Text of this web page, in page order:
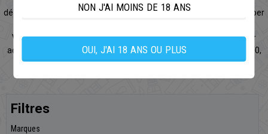
décharge (30A minimum). Ce type d’accus vous permettra de vaper
Vous trouverez dans cette catégorie notre sélection de meilleur
accu 18650, ainsi qu'une gamme complète d'accumulateur 26650,
18350 et de protection silicone pour les transporter.
Filtres
Marques
NON J'AI MOINS DE 18 ANS
OUI, J'AI 18 ANS OU PLUS